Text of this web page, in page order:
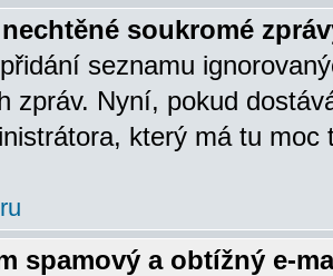
soukromé
seznamu
zpráv. Nyní, pokud
který má tu
spamový a obtížný e-